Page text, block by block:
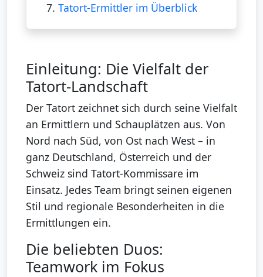
7. Tatort-Ermittler im Überblick
Einleitung: Die Vielfalt der
Tatort-Landschaft
Der Tatort zeichnet sich durch seine Vielfalt
an Ermittlern und Schauplätzen aus. Von
Nord nach Süd, von Ost nach West – in
ganz Deutschland, Österreich und der
Schweiz sind Tatort-Kommissare im
Einsatz. Jedes Team bringt seinen eigenen
Stil und regionale Besonderheiten in die
Ermittlungen ein.
Die beliebten Duos:
Teamwork im Fokus